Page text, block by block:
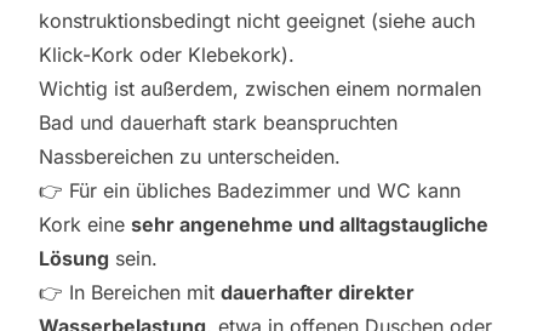
konstruktionsbedingt nicht geeignet (siehe auch
Klick-Kork oder Klebekork).
Wichtig ist außerdem, zwischen einem normalen
Bad und dauerhaft stark beanspruchten
Nassbereichen zu unterscheiden.
👉 Für ein übliches Badezimmer und WC kann
Kork eine sehr angenehme und alltagstaugliche
Lösung sein.
👉 In Bereichen mit dauerhafter direkter
Wasserbelastung, etwa in offenen Duschen oder